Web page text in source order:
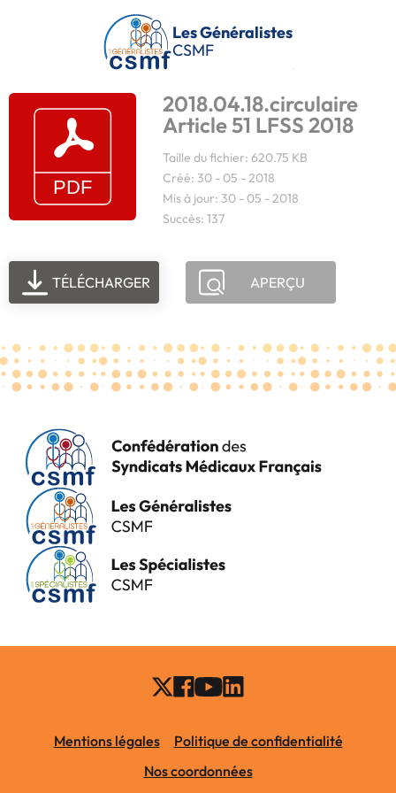
Passer au contenu principal
Les Généralistes
CSMF
2018.04.18.circulaire
Article 51 LFSS 2018
Taille du fichier: 620.75 KB
Créé: 30 - 05 - 2018
Mis à jour: 30 - 05 - 2018
Succès: 137
TÉLÉCHARGER APERÇU
Mentions légales
Politique de confidentialité
Nos coordonnées